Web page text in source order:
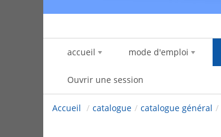
accueil mode d'emploi
Ouvrir une session
Accueil / catalogue / catalogue général /